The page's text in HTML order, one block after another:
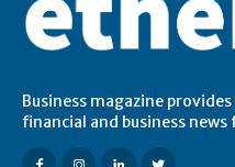
Business magazine
financial and business